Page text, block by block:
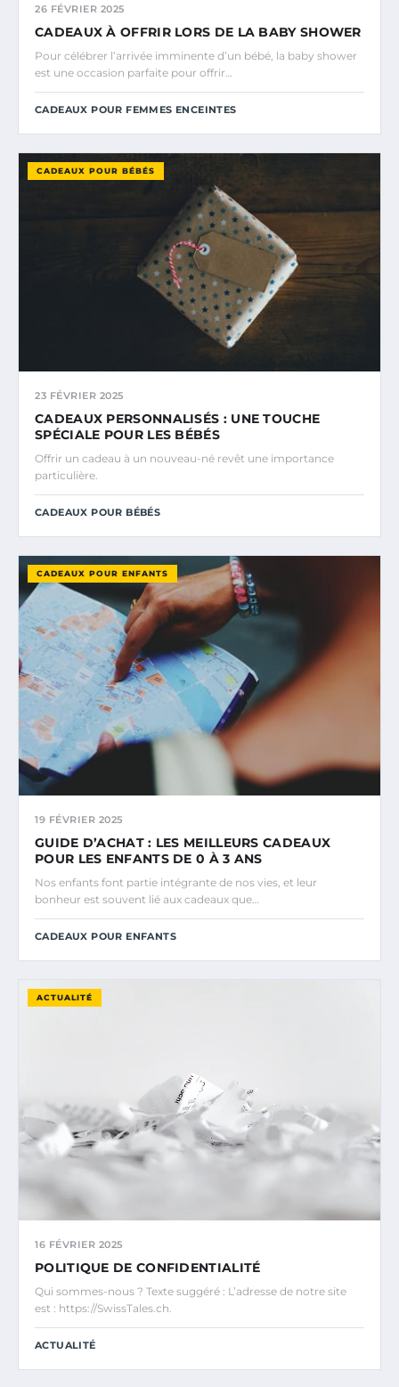
26 FÉVRIER 2025
CADEAUX À OFFRIR LORS DE LA BABY SHOWER
Pour célébrer l’arrivée imminente d’un bébé, la baby shower
est une occasion parfaite pour offrir…
CADEAUX POUR FEMMES ENCEINTES
CADEAUX POUR BÉBÉS
23 FÉVRIER 2025
CADEAUX PERSONNALISÉS : UNE TOUCHE
SPÉCIALE POUR LES BÉBÉS
Offrir un cadeau à un nouveau-né revêt une importance
particulière.
CADEAUX POUR BÉBÉS
CADEAUX POUR ENFANTS
19 FÉVRIER 2025
GUIDE D’ACHAT : LES MEILLEURS CADEAUX
POUR LES ENFANTS DE 0 À 3 ANS
Nos enfants font partie intégrante de nos vies, et leur
bonheur est souvent lié aux cadeaux que…
CADEAUX POUR ENFANTS
ACTUALITÉ
16 FÉVRIER 2025
POLITIQUE DE CONFIDENTIALITÉ
Qui sommes-nous ? Texte suggéré : L’adresse de notre site
est : https://SwissTales.ch.
ACTUALITÉ